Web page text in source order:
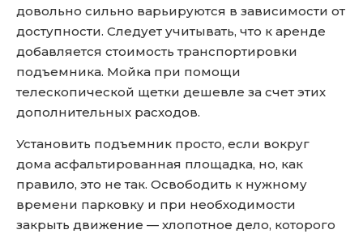
довольно сильно варьируются в зависимости от
доступности. Следует учитывать, что к аренде
добавляется стоимость транспортировки
подъемника. Мойка при помощи
телескопической щетки дешевле за счет этих
дополнительных расходов.
Установить подъемник просто, если вокруг
дома асфальтированная площадка, но, как
правило, это не так. Освободить к нужному
времени парковку и при необходимости
закрыть движение — хлопотное дело, которого